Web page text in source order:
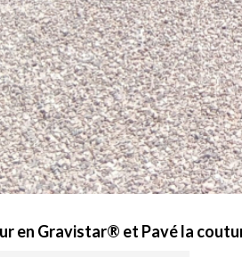
en Gravistar® et Pavé la